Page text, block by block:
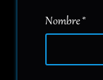
Nombre*